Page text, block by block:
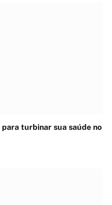
para turbinar sua saúde no